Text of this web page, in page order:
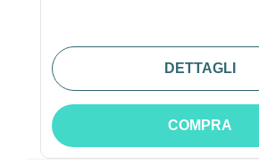
DETTAGLI
COMPRA